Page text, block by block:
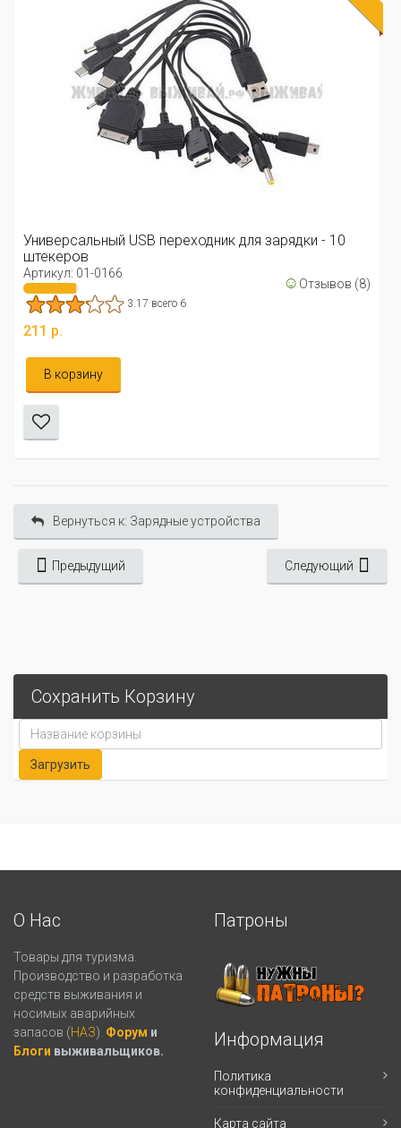
Универсальный USB переходник для зарядки - 10
штекеров
Артикул: 01-0166
Отзывов (8)
3.17 всего 6
211 р.
В корзину
Вернуться к: Зарядные устройства
Предыдущий Следующий
Сохранить Корзину
О Нас
Товары для туризма.
Производство и разработка
средств выживания и
носимых аварийных
запасов (НАЗ). Форум и
Блоги выживальщиков.
Патроны
Информация
Политика
конфиденциальности
Карта сайта